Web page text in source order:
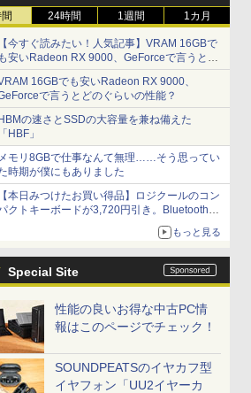
24時間 1週間 1カ月
今すぐ読みたい！人気記事】VRAM 16GBで
安いRadeon RX 9000、GeForceで言うとど
ぐらいの性能？ - PC Watch
16GBでも安いRadeon RX 9000、
で言うとどのぐらいの性能？
の速さとSSDの大容量を兼ね備えた
HBF」
モリ8GBで仕事なんて無理……そう思ってい
時期が僕にもありました
本日みつけたお買い得品】ロジクールのコン
クトキーボードが3,720円引き。Bluetoothで3
もっと見る
Special Site
性能の良いお得な中古PC情
報はこのページでチェック！
SOUNDPEATSのイヤカフ型
イヤフォン「UU2イヤーカ